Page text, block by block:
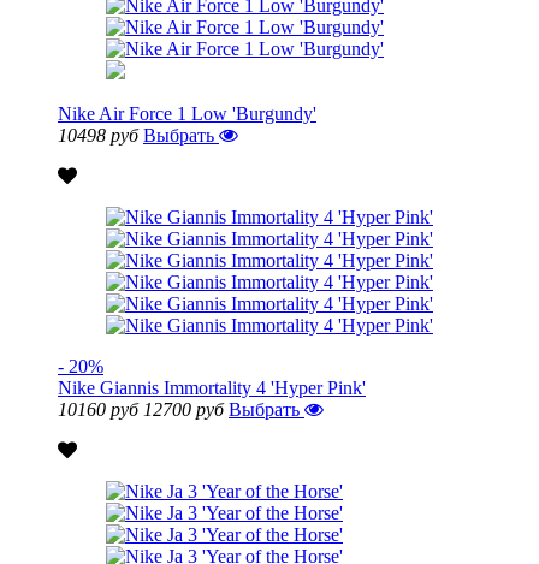
Nike Air Force 1 Low 'Burgundy'
10498 руб Выбрать
- 20%
Nike Giannis Immortality 4 'Hyper Pink'
10160 руб 12700 руб Выбрать